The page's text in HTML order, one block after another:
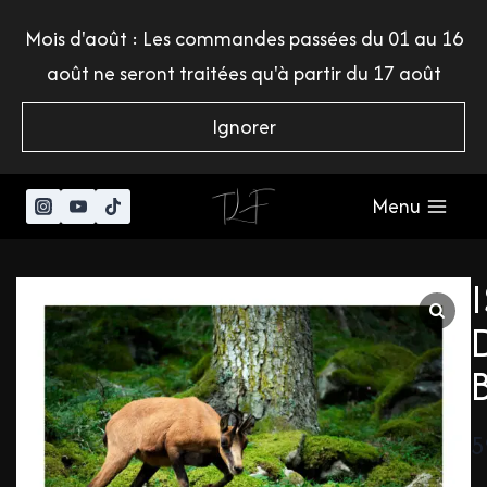
Mois d'août : Les commandes passées du 01 au 16
août ne seront traitées qu'à partir du 17 août
Ignorer
Menu